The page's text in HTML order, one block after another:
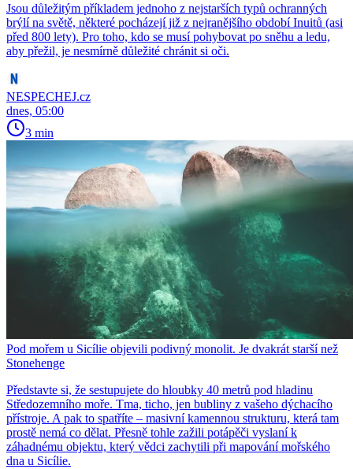
Jsou důležitým příkladem jednoho z nejstarších typů ochranných
brýlí na světě, některé pocházejí již z nejranějšího období Inuitů (asi
před 800 lety). Pro toho, kdo se musí pohybovat po sněhu a ledu,
aby přežil, je nesmírně důležité chránit si oči.
NESPECHEJ.cz
dnes, 05:00
3 min
Pod mořem u Sicílie objevili podivný monolit. Je dvakrát starší než
Stonehenge
Představte si, že sestupujete do hloubky 40 metrů pod hladinu
Středozemního moře. Tma, ticho, jen bubliny z vašeho dýchacího
přístroje. A pak to spatříte – masivní kamennou strukturu, která tam
prostě nemá co dělat. Přesně tohle zažili potápěči vyslaní k
záhadnému objektu, který vědci zachytili při mapování mořského
dna u Sicílie.